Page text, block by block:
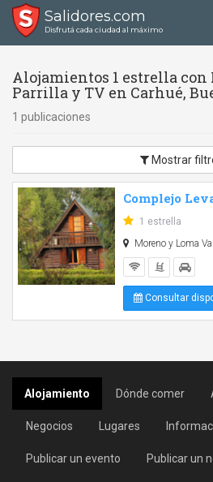
Salidores.com
Disfrutá cada ciudad al máximo
Alojamientos 1 estrella con
Parrilla y TV en Carhué,
1 publicaciones
Mostrar
Complejo
1 estrella
Moreno y Loma
Consultar
Alojamiento Dónde comer
Negocios Lugares
Publicar un evento Publicar un